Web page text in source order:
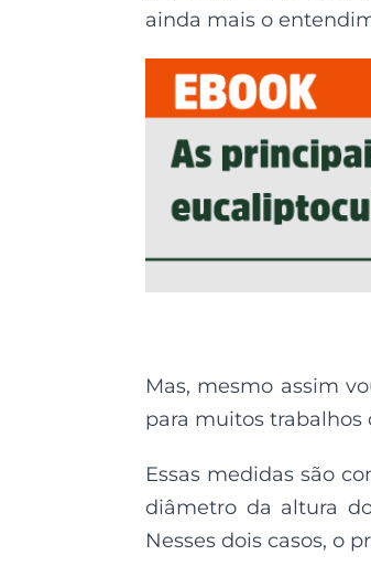
ainda mais o
Mas, mesmo assim
para muitos trabalhos
Essas medidas são
diâmetro da altura
Nesses dois casos, o